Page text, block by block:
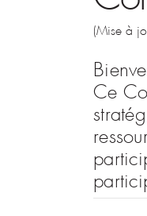
(Mise à
Ce